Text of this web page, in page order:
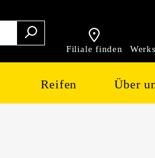
Filiale finden
Reifen Über